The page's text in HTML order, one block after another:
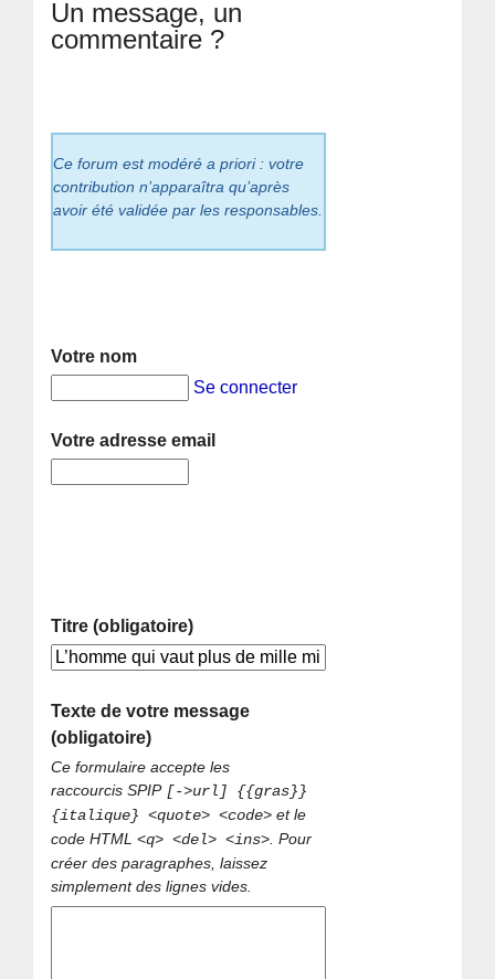
Un message, un
commentaire ?
Ce forum est modéré a priori : votre
contribution n’apparaîtra qu’après
avoir été validée par les responsables.
Votre nom
Se connecter
Votre adresse email
Titre (obligatoire)
Texte de votre message
(obligatoire)
Ce formulaire accepte les
raccourcis SPIP [->url] {{gras}}
{italique} <quote> <code> et le
code HTML<q> <del> <ins> . Pour
créer des paragraphes, laissez
simplement des lignes vides.